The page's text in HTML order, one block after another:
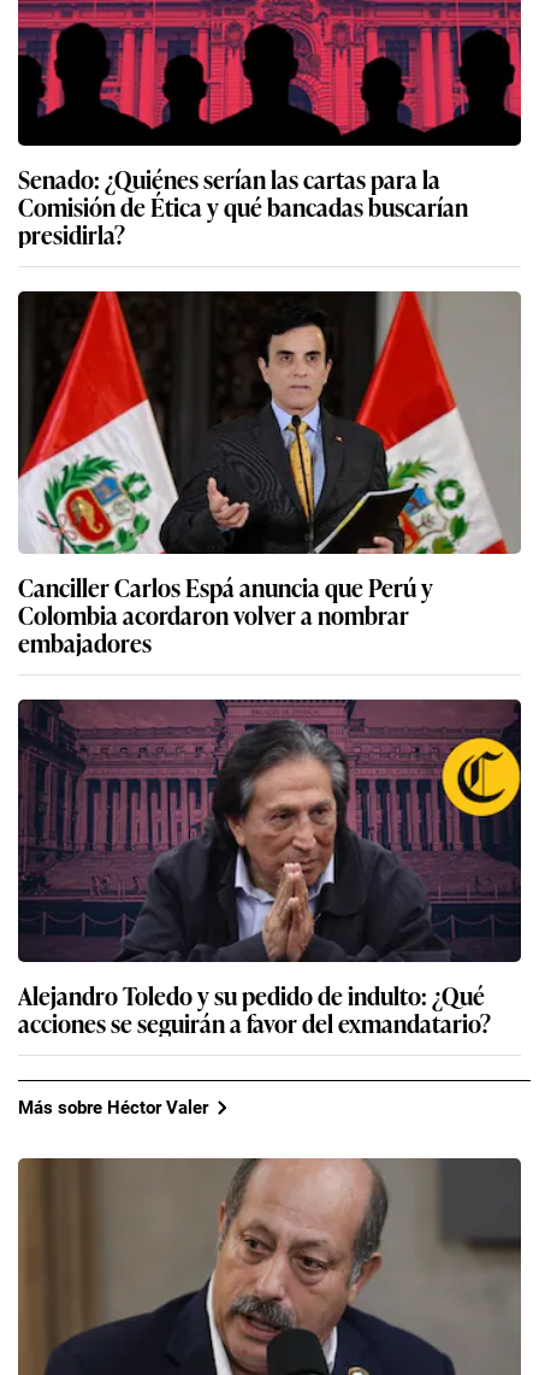
Senado: ¿Quiénes serían las cartas para la
Comisión de Ética y qué bancadas buscarían
presidirla?
Canciller Carlos Espá anuncia que Perú y
Colombia acordaron volver a nombrar
embajadores
Alejandro Toledo y su pedido de indulto: ¿Qué
acciones se seguirán a favor del exmandatario?
Más sobre Héctor Valer